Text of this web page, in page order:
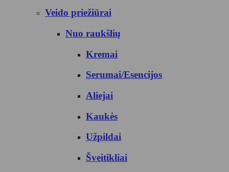
Veido priežiūrai
Nuo raukšlių
Kremai
Serumai/Esencijos
Aliejai
Kaukės
Užpildai
Šveitikliai